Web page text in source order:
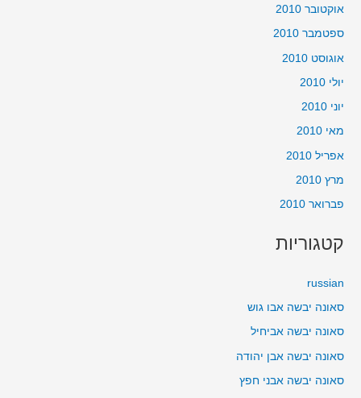
אוקטובר 2010
ספטמבר 2010
אוגוסט 2010
יולי 2010
יוני 2010
מאי 2010
אפריל 2010
מרץ 2010
פברואר 2010
קטגוריות
russian
סאונה יבשה אבו גוש
סאונה יבשה אביחיל
סאונה יבשה אבן יהודה
סאונה יבשה אבני חפץ